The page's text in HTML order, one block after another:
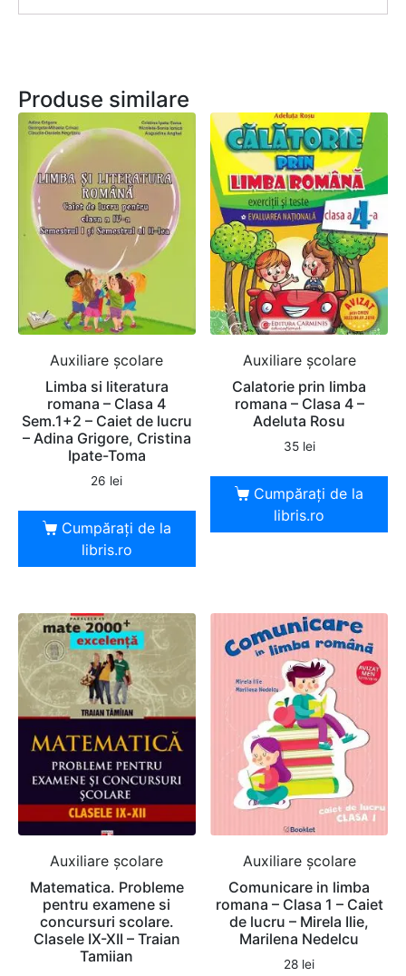
Produse similare
Auxiliare şcolare
Limba si literatura
romana – Clasa 4
Sem.1+2 – Caiet de lucru
– Adina Grigore, Cristina
Ipate-Toma
26 lei
Cumpărați de la
libris.ro
Auxiliare şcolare
Calatorie prin limba
romana – Clasa 4 –
Adeluta Rosu
35 lei
Cumpărați de la
libris.ro
Auxiliare şcolare
Matematica. Probleme
pentru examene si
concursuri scolare.
Clasele IX-XII – Traian
Tamiian
Auxiliare şcolare
Comunicare in limba
romana – Clasa 1 – Caiet
de lucru – Mirela Ilie,
Marilena Nedelcu
28 lei